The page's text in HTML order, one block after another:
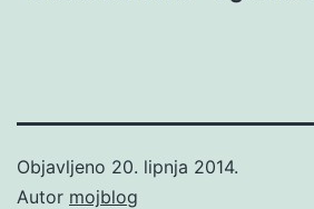
Objavljeno 20. lipnja 2014.
Autor mojblog